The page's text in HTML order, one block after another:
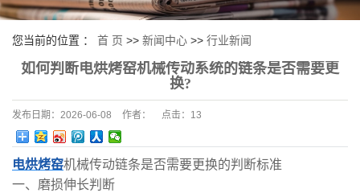
您当前的位置 ： 首 页 >> 新闻中心 >> 行业新闻
如何判断电烘烤窑机械传动系统的链条是否需要更
换?
发布日期： 2026-06-08 作者： 点击： 13
电烘烤窑机械传动链条是否需要更换的判断标准
一、磨损伸长判断